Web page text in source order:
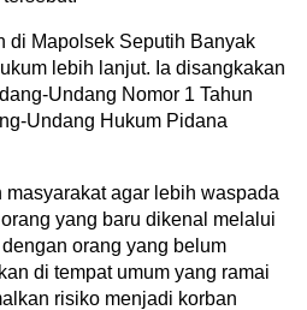
di Mapolsek Seputih Banyak
lebih lanjut. Ia disangkakan
Undang Nomor 1 Tahun
Undang Hukum Pidana
agar lebih waspada
yang baru dikenal melalui
orang yang belum
di tempat umum yang ramai
risiko menjadi korban